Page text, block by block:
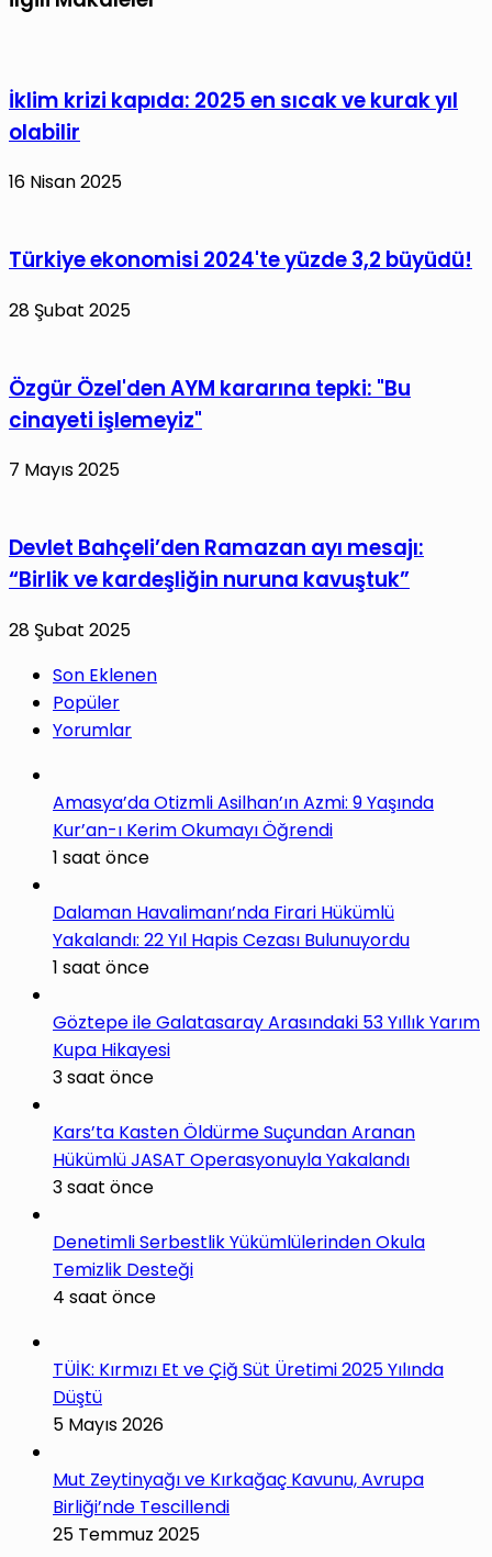
İklim krizi kapıda: 2025 en sıcak ve kurak yıl
olabilir
16 Nisan 2025
Türkiye ekonomisi 2024'te yüzde 3,2 büyüdü!
28 Şubat 2025
Özgür Özel'den AYM kararına tepki: "Bu
cinayeti işlemeyiz"
7 Mayıs 2025
Devlet Bahçeli’den Ramazan ayı mesajı:
“Birlik ve kardeşliğin nuruna kavuştuk”
28 Şubat 2025
Son Eklenen
Popüler
Yorumlar
Amasya’da Otizmli Asilhan’ın Azmi: 9 Yaşında
Kur’an-ı Kerim Okumayı Öğrendi
1 saat önce
Dalaman Havalimanı’nda Firari Hükümlü
Yakalandı: 22 Yıl Hapis Cezası Bulunuyordu
1 saat önce
Göztepe ile Galatasaray Arasındaki 53 Yıllık Yarım
Kupa Hikayesi
3 saat önce
Kars’ta Kasten Öldürme Suçundan Aranan
Hükümlü JASAT Operasyonuyla Yakalandı
3 saat önce
Denetimli Serbestlik Yükümlülerinden Okula
Temizlik Desteği
4 saat önce
TÜİK: Kırmızı Et ve Çiğ Süt Üretimi 2025 Yılında
Düştü
5 Mayıs 2026
Mut Zeytinyağı ve Kırkağaç Kavunu, Avrupa
Birliği’nde Tescillendi
25 Temmuz 2025